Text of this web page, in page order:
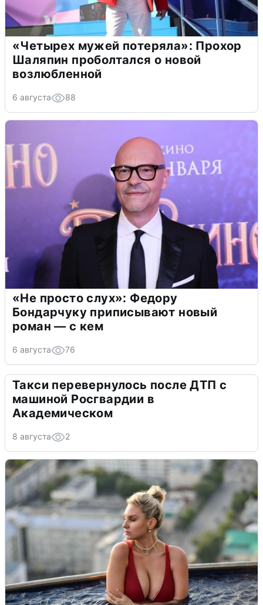
«Четырех мужей потеряла»: Прохор
Шаляпин проболтался о новой
возлюбленной
6 августа 88
«Не просто слух»: Федору
Бондарчуку приписывают новый
роман — с кем
6 августа 76
Такси перевернулось после ДТП с
машиной Росгвардии в
Академическом
8 августа 2